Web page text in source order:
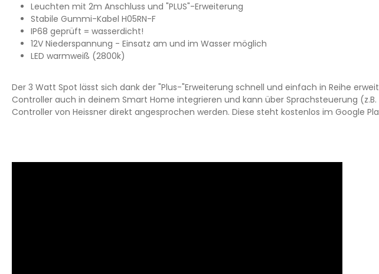
Leuchten mit 2m Anschluss und "PLUS"-Erweiterung
Stabile Gummi-Kabel H05RN-F
IP68 geprüft = wasserdicht!
12V Niederspannung - Einsatz am und im Wasser möglich
LED warmweiß (2800k)
Der 3 Watt Spot lässt sich dank der "Plus-"Erweiterung schnell und einfach in Reihe
Controller auch in deinem Smart Home integrieren und kann über Sprachsteuerung (z.B.
Controller von Heissner direkt angesprochen werden. Diese steht kostenlos im Google